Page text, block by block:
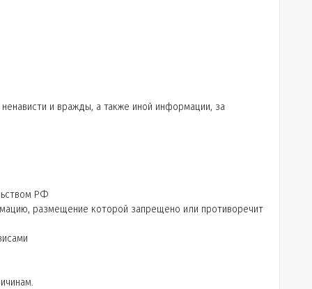
и вражды, а также иной информации, за
РФ
размещение которой запрещено или противоречит